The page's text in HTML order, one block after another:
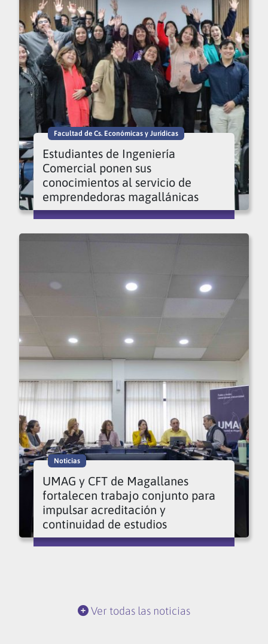
Facultad de Cs. Económicas y Jurídicas
Estudiantes de Ingeniería
Comercial ponen sus
conocimientos al servicio de
emprendedoras magallánicas
Noticias
UMAG y CFT de Magallanes
fortalecen trabajo conjunto para
impulsar acreditación y
continuidad de estudios
Ver todas las noticias